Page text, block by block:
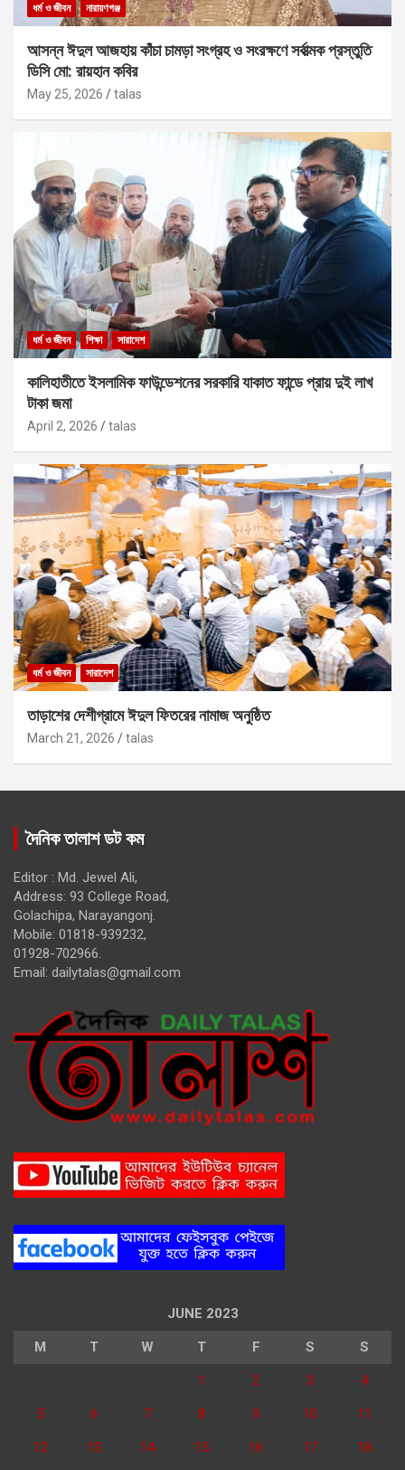
ধর্ম ও জীবন নারায়ণগঞ্জ
আসন্ন ঈদুল আজহায় কাঁচা চামড়া সংগ্রহ ও সংরক্ষণে সর্বাত্মক প্রস্তুতি
ডিসি মো: রায়হান কবির
May 25, 2026 talas
ধর্ম ও জীবন শিক্ষা সারাদেশ
কালিহাতীতে ইসলামিক ফাউন্ডেশনের সরকারি যাকাত ফান্ডে প্রায় দুই লাখ
টাকা জমা
April 2, 2026 talas
ধর্ম ও জীবন সারাদেশ
তাড়াশের দেশীগ্রামে ঈদুল ফিতরের নামাজ অনুষ্ঠিত
March 21, 2026 talas
দৈনিক তালাশ ডট কম
Editor : Md. Jewel Ali,
Address: 93 College Road,
Golachipa, Narayangonj.
Mobile: 01818-939232,
01928-702966.
Email: dailytalas@gmail.com
JUNE 2023
M T W T F S S
1 2 3 4
5 6 7 8 9 10 11
12 13 14 15 16 17 18